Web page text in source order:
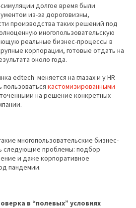
долгое время были
из-за дороговизны,
производства таких решений под
многопользовательскую
реальные бизнес-процессы в
корпорации, готовые отдать на
около года.
edtech меняется на глазах и у HR
пользоваться кастомизированными
на решение конкретных
многопользовательские бизнес-
следующие проблемы: подбор
и даже корпоративное
пандемии.
в “полевых” условиях